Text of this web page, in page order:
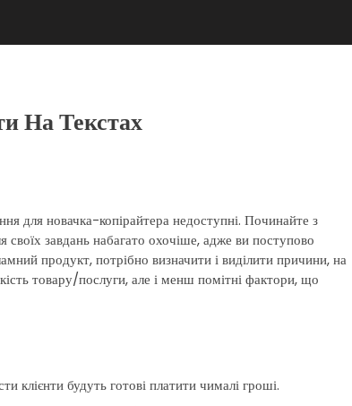
На Текстах
для новачка-копірайтера недоступні. Починайте з
своїх завдань набагато охочіше, адже ви поступово
продукт, потрібно визначити і виділити причини, на
товару/послуги, але і менш помітні фактори, що
клієнти будуть готові платити чималі гроші.